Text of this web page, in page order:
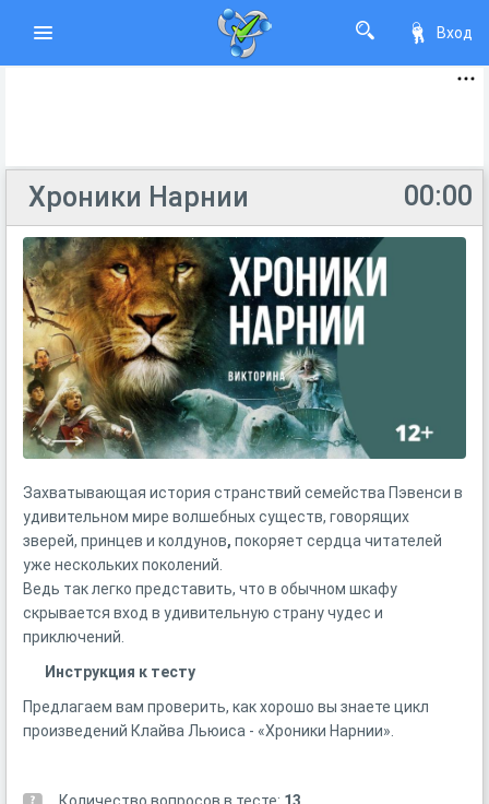
Вход
00:00
Хроники Нарнии
Захватывающая история странствий семейства Пэвенси в
удивительном мире волшебных существ, говорящих
зверей, принцев и колдунов, покоряет сердца читателей
уже нескольких поколений.
Ведь так легко представить, что в обычном шкафу
скрывается вход в удивительную страну чудес и
приключений.
Инструкция к тесту
Предлагаем вам проверить, как хорошо вы знаете цикл
произведений Клайва Льюиса - «Хроники Нарнии».